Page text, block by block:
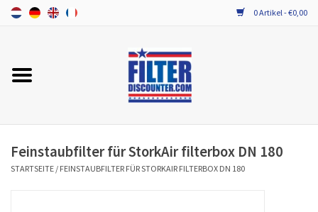
0 Artikel - €0,00
Startseite
PROBIOTIKA WARTUNG
Feinstaubfilter für StorkAir filterbox DN 180
STARTSEITE / FEINSTAUBFILTER FÜR STORKAIR FILTERBOX DN 180